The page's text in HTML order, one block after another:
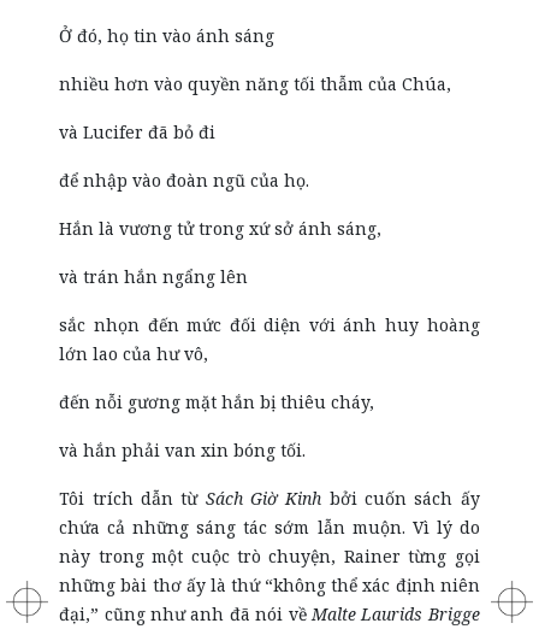
Ở đó, họ tin vào ánh sáng
nhiều hơn vào quyền năng tối thẫm của Chúa,
và Lucifer đã bỏ đi
để nhập vào đoàn ngũ của họ.
Hắn là vương tử trong xứ sở ánh sáng,
và trán hắn ngẩng lên
sắc nhọn đến mức đối diện với ánh huy hoàng
lớn lao của hư vô,
đến nỗi gương mặt hắn bị thiêu cháy,
và hắn phải van xin bóng tối.
Tôi trích dẫn từ Sách Giờ Kinh bởi cuốn sách ấy
chứa cả những sáng tác sớm lẫn muộn. Vì lý do
này trong một cuộc trò chuyện, Rainer từng gọi
những bài thơ ấy là thứ “không thể xác định niên
đại,” cũng như anh đã nói vềMalte Laurids Brigge